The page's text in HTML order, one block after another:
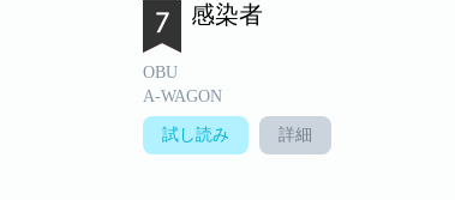
感染者
OBU
A-WAGON
試し読み 詳細